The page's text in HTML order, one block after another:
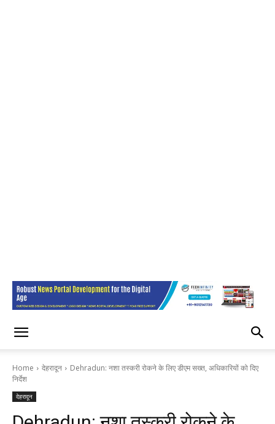
Home देहरादून
Dehradun: नशा तस्करी रोकने के लिए डीएम सख्त, अधिकारियों को दिए
निर्देश
देहरादून